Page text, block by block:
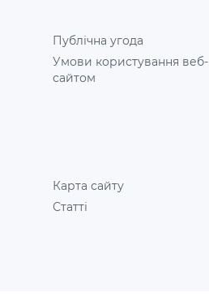
Публічна угода
Умови користування веб-
сайтом
Карта сайту
Статті